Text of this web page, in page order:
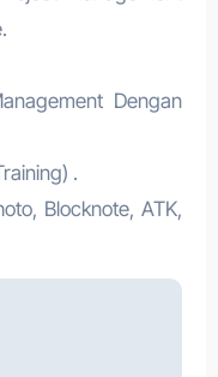
Dengan
.
Blocknote, ATK,